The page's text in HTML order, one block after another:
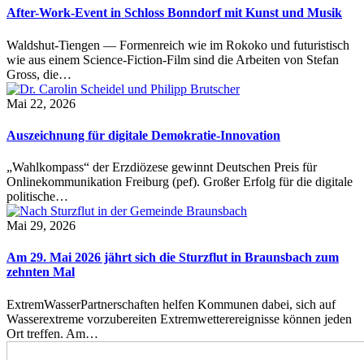
After-Work-Event in Schloss Bonndorf mit Kunst und Musik
Waldshut-Tiengen — Formenreich wie im Rokoko und futuristisch
wie aus einem Science-Fiction-Film sind die Arbeiten von Stefan
Gross, die…
Mai 22, 2026
Auszeichnung für digitale Demokratie-Innovation
„Wahlkompass“ der Erzdiözese gewinnt Deutschen Preis für
Onlinekommunikation Freiburg (pef). Großer Erfolg für die digitale
politische…
Mai 29, 2026
Am 29. Mai 2026 jährt sich die Sturzflut in Braunsbach zum
zehnten Mal
ExtremWasserPartnerschaften helfen Kommunen dabei, sich auf
Wasserextreme vorzubereiten Extremwetterereignisse können jeden
Ort treffen. Am…